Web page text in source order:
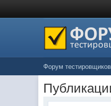
Форум тестировщиков